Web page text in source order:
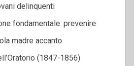
delinquenti
fondamentale: prevenire
madre accanto
(1847-1856)